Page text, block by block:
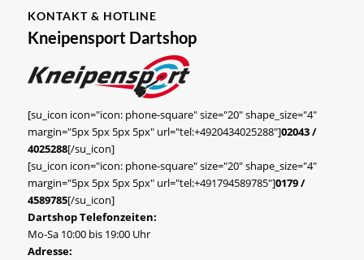
KONTAKT & HOTLINE
Kneipensport Dartshop
[su_icon icon="icon: phone-square" size="20" shape_size="4"
margin="5px 5px 5px 5px" url="tel:+4920434025288"]02043 /
4025288[/su_icon]
[su_icon icon="icon: phone-square" size="20" shape_size="4"
margin="5px 5px 5px 5px" url="tel:+491794589785"]0179 /
4589785[/su_icon]
Dartshop Telefonzeiten:
Mo-Sa 10:00 bis 19:00 Uhr
Adresse: